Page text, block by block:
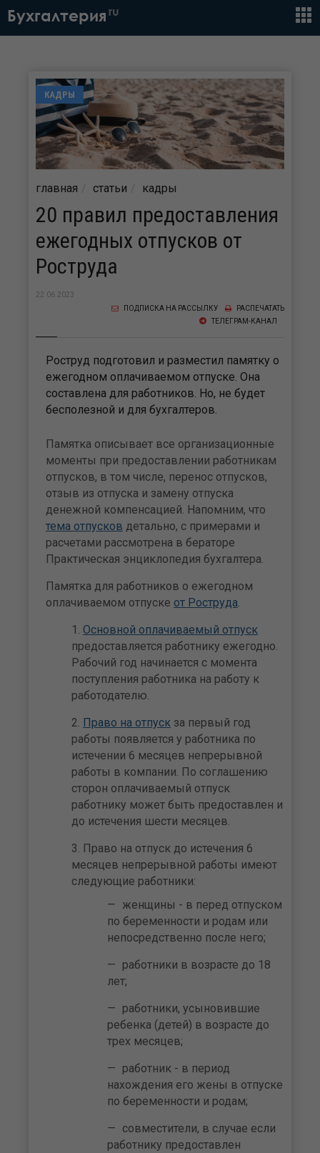
Бухгалтерия ru
КАДРЫ
главная статьи кадры
20 правил предоставления
ежегодных отпусков от
Роструда
22.06.2023
РАСПЕЧАТАТЬ
ПОДПИСКА НА РАССЫЛКУ
ТЕЛЕГРАМ-КАНАЛ
Роструд подготовил и разместил памятку о
ежегодном оплачиваемом отпуске. Она
составлена для работников. Но, не будет
бесполезной и для бухгалтеров.
Памятка описывает все организационные
моменты при предоставлении работникам
отпусков, в том числе, перенос отпусков,
отзыв из отпуска и замену отпуска
денежной компенсацией. Напомним, что
тема отпусков детально, с примерами и
расчетами рассмотрена в бераторе
Практическая энциклопедия бухгалтера.
Памятка для работников о ежегодном
оплачиваемом отпуске от Роструда
Основной оплачиваемый отпуск
предоставляется работнику ежегодно.
Рабочий год начинается с момента
поступления работника на работу к
работодателю.
Право на отпуск за первый год
работы появляется у работника по
истечении 6 месяцев непрерывной
работы в компании. По соглашению
сторон оплачиваемый отпуск
работнику может быть предоставлен и
до истечения шести месяцев.
Право на отпуск до истечения 6
месяцев непрерывной работы имеют
следующие работники:
женщины - в перед отпуском
по беременности и родам или
непосредственно после него;
работники в возрасте до 18
лет;
работники, усыновившие
ребенка (детей) в возрасте до
трех месяцев;
работник - в период
нахождения его жены в отпуске
по беременности и родам;
совместители, в случае если
работнику предоставлен